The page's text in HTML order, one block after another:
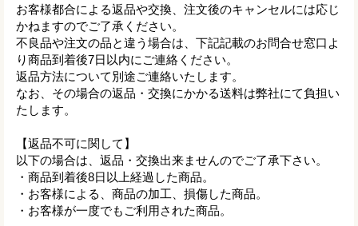
お客様都合による返品や交換、注文後のキャンセルには応じ
かねますのでご了承ください。
不良品や注文の品と違う場合は、下記記載のお問合せ窓口よ
り商品到着後7日以内にご連絡ください。
返品方法について別途ご連絡いたします。
なお、その場合の返品・交換にかかる送料は弊社にて負担い
たします。
【返品不可に関して】
以下の場合は、返品・交換出来ませんのでご了承下さい。
・商品到着後8日以上経過した商品。
・お客様による、商品の加工、損傷した商品。
・お客様が一度でもご利用された商品。